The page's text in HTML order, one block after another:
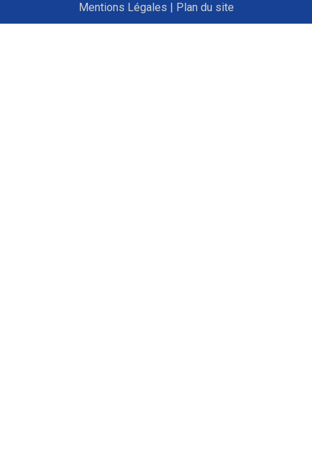
Mentions Légales | Plan du site